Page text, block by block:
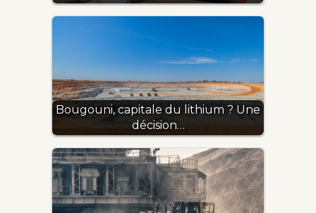
Bougouni, capitale du lithium ? Une
décision…